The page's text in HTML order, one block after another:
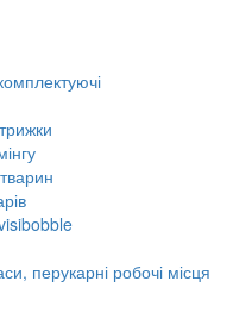
перукарні робочі місця